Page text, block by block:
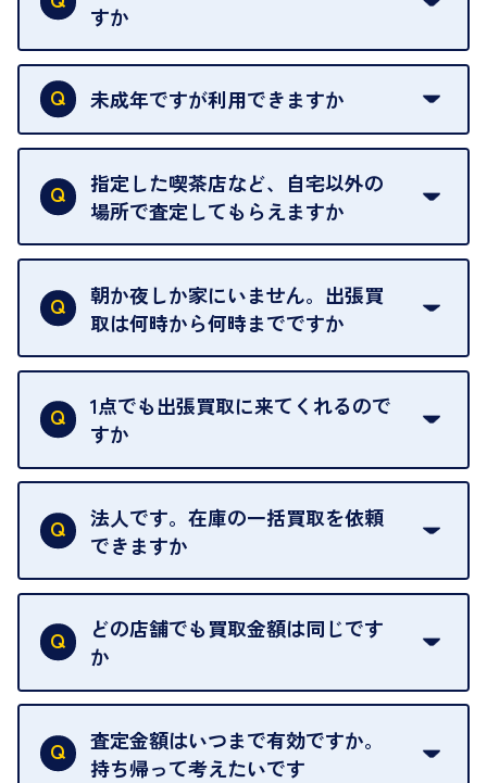
すか
本人確認書類をご用意ください。ご利用になれる書
類はこちらをご確認ください。
未成年ですが利用できますか
18歳未満の方は、保護者の同意があってもご利用い
ただけません。
指定した喫茶店など、自宅以外の
場所で査定してもらえますか
ご自宅以外での査定はお引き受けできません。ご指
定のお店や、ほかのお客様への迷惑となることが考
えられるためです。
朝か夜しか家にいません。出張買
取は何時から何時までですか
ご訪問可能時間は、10時から19時です。
ただし、お品物の種類や量によっては対応させてい
ただくことがあります。
1点でも出張買取に来てくれるので
すか
はい。1点でもお伺いします。
法人です。在庫の一括買取を依頼
できますか
はい。喜んで承ります。出張買取をご利用くださ
い。
ご指定の場所にお伺いします。
どの店舗でも買取金額は同じです
か
はい。全店舗一律です。
ただし、中古市場は日々変動するため、査定した日
によって査定額が変わることはございます。
査定金額はいつまで有効ですか。
持ち帰って考えたいです